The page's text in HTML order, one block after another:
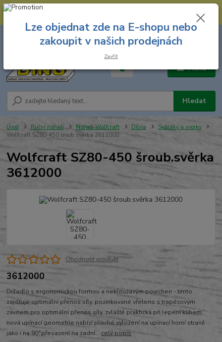
--- Spojovací materiál: 774 431 045 --- Prodejna nářadí: 731 449 423 --
Menu
Hledat
8.00 hod. - 16.00 hod.
za
Úvod Ruční nářadí Nářadí Wolfcraft Dílna
Svěráky a svorky
Wolfcraft SZ80-450 šroub.svěrka 3612000
Wolfcraft SZ80-450 šroub.svěrka
3612000
Ohodnotit produkt
3612000
Držadlo s ergonomickou formou a neklouzavým povrchen - tímto
zajišťuje optimální přenos síly, pozinkované vřeteno s trapézovým
závitem pro optimální přenos síly, zvláště praktická při lepení klihem:
nová upínací geometrie nabízí ploché vyložení na upínací horní straně
jako i na 90°přesazení na zadní... celý popis
Lze objednat zde na E-shopu nebo
zakoupit v našich prodejnách
Zavřít